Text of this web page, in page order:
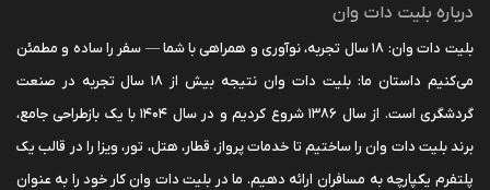
درباره بلیت دات وان
بلیت دات وان: ۱۸ سال تجربه، نوآوری و همراهی با شما — سفر را ساده و مطمئن
می‌کنیم داستان ما: بلیت دات وان نتیجه بیش از ۱۸ سال تجربه در صنعت
گردشگری است. از سال ۱۳۸۶ شروع کردیم و در سال ۱۴۰۴ با یک بازطراحی جامع،
برند بلیت دات وان را ساختیم تا خدمات پرواز، قطار، هتل، تور، ویزا را در قالب یک
پلتفرم یکپارچه به مسافران ارائه دهیم. ما در بلیت دات وان کار خود را به عنوان